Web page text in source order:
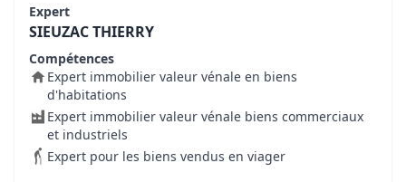
Expert
SIEUZAC THIERRY
Compétences
Expert immobilier valeur vénale en biens
d'habitations
Expert immobilier valeur vénale biens commerciaux
et industriels
Expert pour les biens vendus en viager